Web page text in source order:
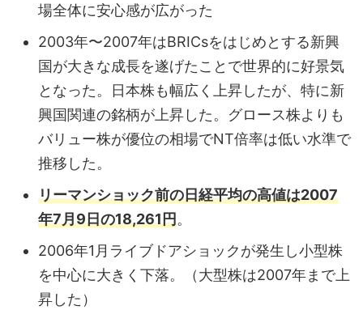
場全体に安心感が広がった
2003年〜2007年はBRICsをはじめとする新興
国が大きな成長を遂げたことで世界的に好景気
となった。日本株も幅広く上昇したが、特に新
興国関連の銘柄が上昇した。グロース株よりも
バリュー株が優位の相場でNT倍率は低い水準で
推移した。
リーマンショック前の日経平均の高値は2007
年7月9日の18,261円。
2006年1月ライブドアショックが発生し小型株
を中心に大きく下落。（大型株は2007年まで上
昇した）